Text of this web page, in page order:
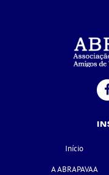
Início
A ABRAPAVAA